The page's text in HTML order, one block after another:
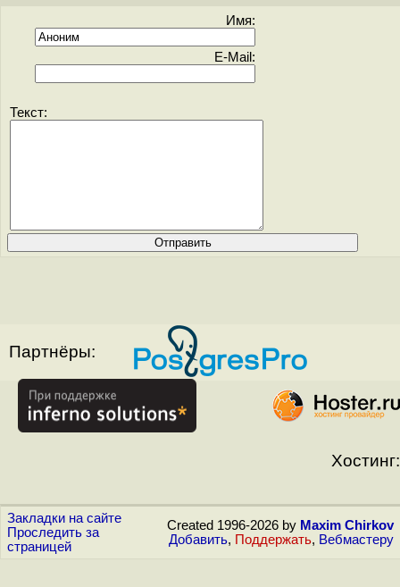
Имя:
E-Mail:
Текст:
Партнёры:
Хостинг:
Закладки на сайте
Проследить за
страницей
Created 1996-2026 by Maxim Chirkov
Добавить, Поддержать, Вебмастеру